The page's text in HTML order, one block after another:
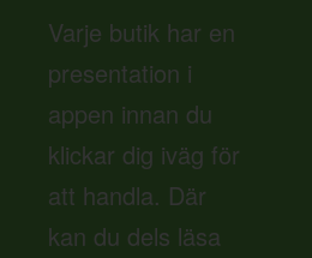
Varje butik har en
presentation i
appen innan du
klickar dig iväg för
att handla. Där
kan du dels läsa